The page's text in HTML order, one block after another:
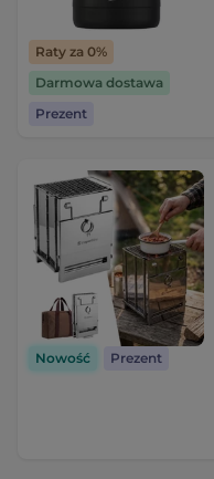
Raty za 0%
Darmowa dostawa
Prezent
Nowość Prezent